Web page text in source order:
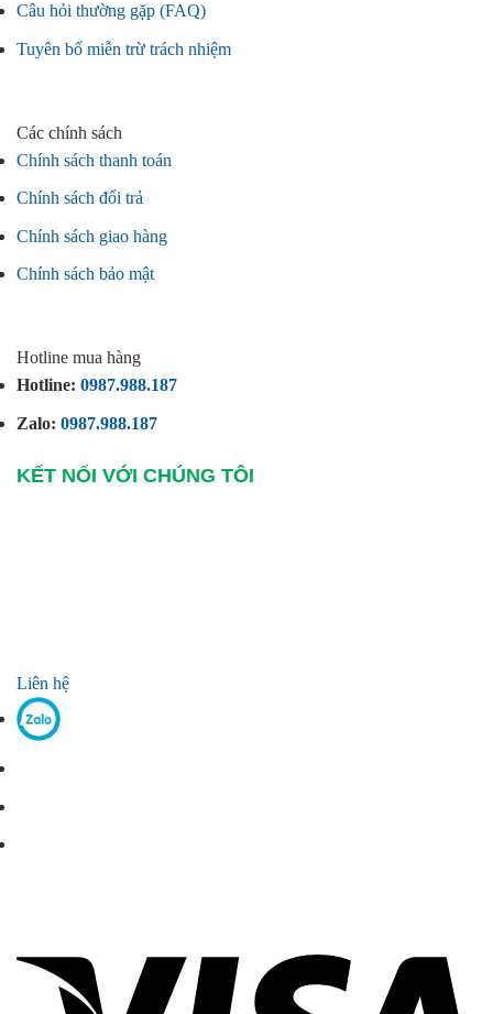
Câu hỏi thường gặp (FAQ)
Tuyên bố miễn trừ trách nhiệm
Các chính sách
Chính sách thanh toán
Chính sách đổi trả
Chính sách giao hàng
Chính sách bảo mật
Hotline mua hàng
Hotline: 0987.988.187
Zalo: 0987.988.187
KẾT NỐI VỚI CHÚNG TÔI
Liên hệ